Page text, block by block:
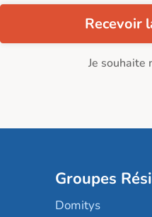
Recevoir
Je souhaite
Groupes
Domitys